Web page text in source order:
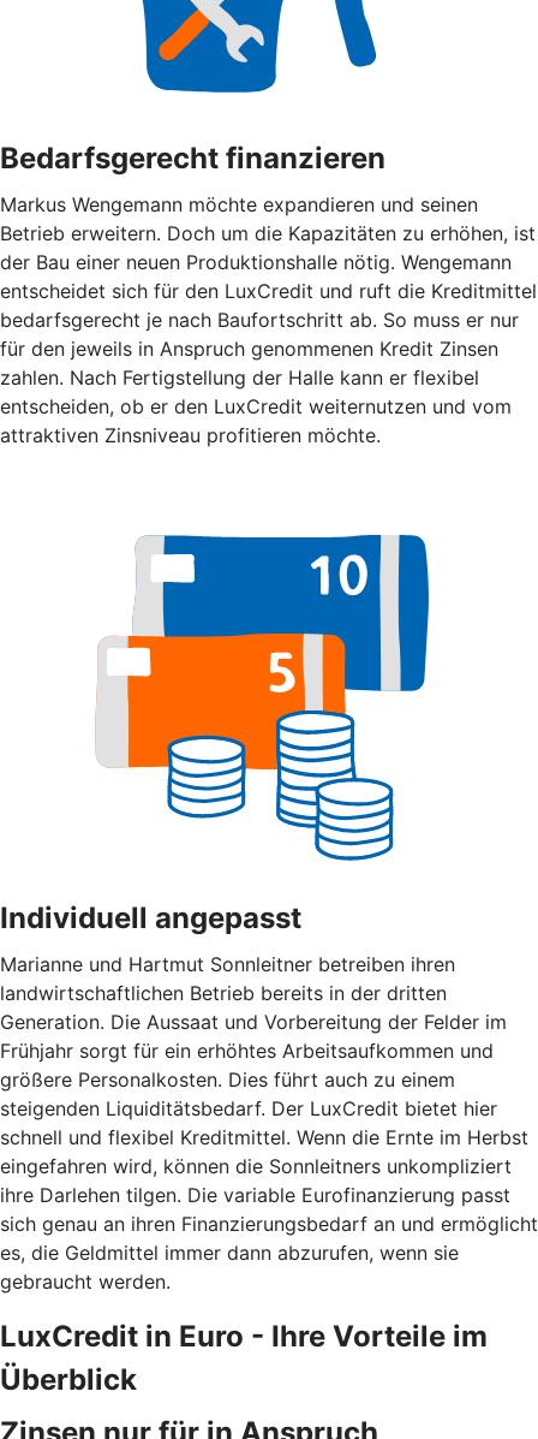
Bedarfsgerecht finanzieren
Markus Wengemann möchte expandieren und seinen
Betrieb erweitern. Doch um die Kapazitäten zu erhöhen, ist
der Bau einer neuen Produktionshalle nötig. Wengemann
entscheidet sich für den LuxCredit und ruft die Kreditmittel
bedarfsgerecht je nach Baufortschritt ab. So muss er nur
für den jeweils in Anspruch genommenen Kredit Zinsen
zahlen. Nach Fertigstellung der Halle kann er flexibel
entscheiden, ob er den LuxCredit weiternutzen und vom
attraktiven Zinsniveau profitieren möchte.
Individuell angepasst
Marianne und Hartmut Sonnleitner betreiben ihren
landwirtschaftlichen Betrieb bereits in der dritten
Generation. Die Aussaat und Vorbereitung der Felder im
Frühjahr sorgt für ein erhöhtes Arbeitsaufkommen und
größere Personalkosten. Dies führt auch zu einem
steigenden Liquiditätsbedarf. Der LuxCredit bietet hier
schnell und flexibel Kreditmittel. Wenn die Ernte im Herbst
eingefahren wird, können die Sonnleitners unkompliziert
ihre Darlehen tilgen. Die variable Eurofinanzierung passt
sich genau an ihren Finanzierungsbedarf an und ermöglicht
es, die Geldmittel immer dann abzurufen, wenn sie
gebraucht werden.
LuxCredit in Euro - Ihre Vorteile im
Überblick
Zinsen nur für in Anspruch